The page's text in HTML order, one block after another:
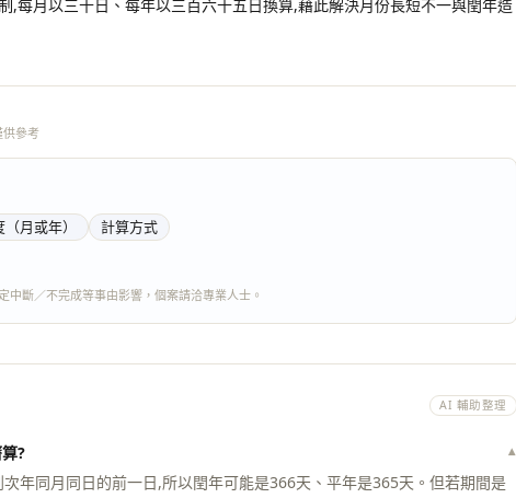
,每月以三十日、每年以三百六十五日換算,藉此解決月份長短不一與閏年造
供參考
（月或年）
計算方式
中斷／不完成等事由影響，個案請洽專業人士。
AI 輔助整理
? ▾
年同月同日的前一日,所以閏年可能是366天、平年是365天。但若期間是